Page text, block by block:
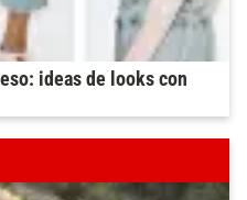
ideas de looks con